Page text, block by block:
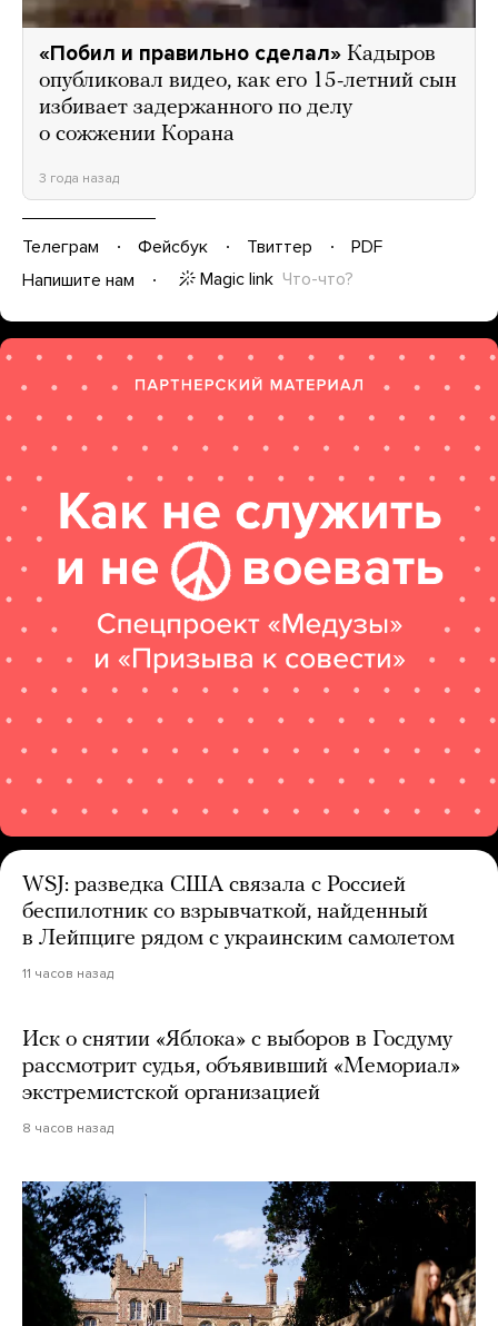
«Побил и правильно сделал» Кадыров
опубликовал видео, как его 15-летний сын
избивает задержанного по делу
о сожжении Корана
3 года назад
Телеграм Фейсбук Твиттер
PDF
Напишите нам
Magic link Что-что?
WSJ: разведка США связала с Россией
беспилотник со взрывчаткой, найденный
в Лейпциге рядом с украинским самолетом
11 часов назад
Иск о снятии «Яблока» с выборов в Госдуму
рассмотрит судья, объявивший «Мемориал»
экстремистской организацией
8 часов назад